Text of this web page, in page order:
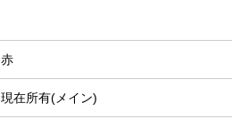
赤
現在所有(メイン)